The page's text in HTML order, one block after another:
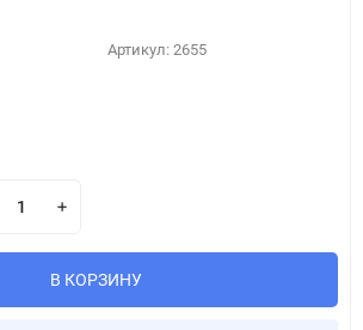
Артикул: 2655
В КОРЗИНУ